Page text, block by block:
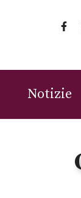
Notizie